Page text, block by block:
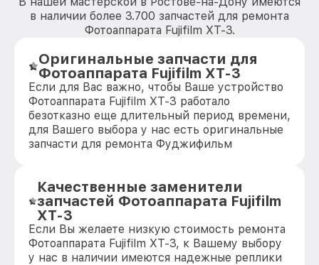
в наличии более 3.700 запчастей для ремонта
Фотоаппарата Fujifilm XT-3.
Оригинальные запчасти для
Фотоаппарата Fujifilm XT-3
Если для Вас важно, чтобы Ваше устройство
Фотоаппарата Fujifilm XT-3 работало
безотказно еще длительный период времени,
для Вашего выбора у нас есть оригинальные
запчасти для ремонта Фуджифильм
Качественные заменители
запчастей Фотоаппарата Fujifilm
XT-3
Если Вы желаете низкую стоимость ремонта
Фотоаппарата Fujifilm XT-3, к Вашему выбору
у нас в наличии имеются надежные реплики